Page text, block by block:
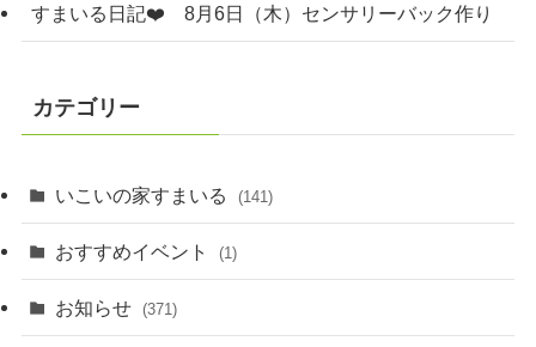
すまいる日記❤️ 8月6日（木）センサリーバック作り
カテゴリー
いこいの家すまいる (141)
おすすめイベント (1)
お知らせ (371)